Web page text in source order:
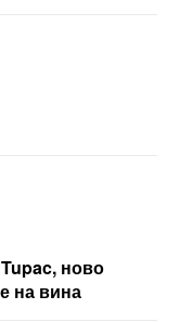
ново
на вина